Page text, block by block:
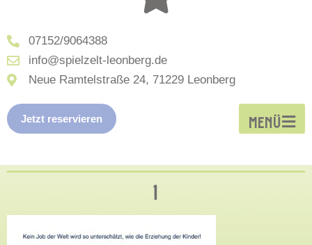
07152/9064388
info@spielzelt-leonberg.de
Neue Ramtelstraße 24, 71229 Leonberg
Jetzt reservieren MENÜ
1